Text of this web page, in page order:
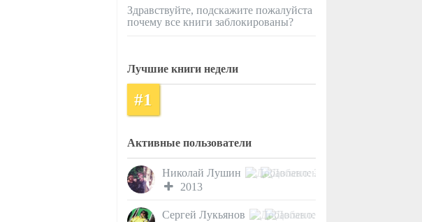
Здравствуйте, подскажите пожалуйста
почему все книги заблокированы?
Лучшие книги недели
#1
Активные пользователи
Николай Лушин
2013
Сергей Лукьянов